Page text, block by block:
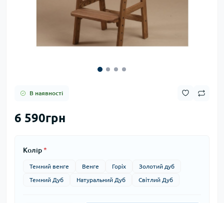
В наявності
6 590грн
Колір*
Темний венге Венге Горіх Золотий дуб
Темний Дуб Натуральний Дуб Світлий Дуб